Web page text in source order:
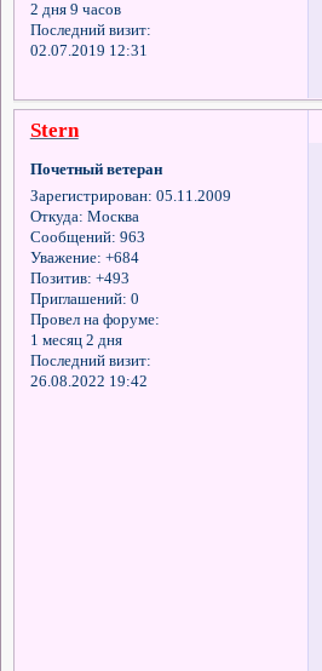
2 дня 9 часов
Последний визит:
02.07.2019 12:31
Stern
Почетный ветеран
Зарегистрирован: 05.11.2009
Откуда: Москва
Сообщений: 963
Уважение: +684
Позитив: +493
Приглашений: 0
Провел на форуме:
1 месяц 2 дня
Последний визит:
26.08.2022 19:42